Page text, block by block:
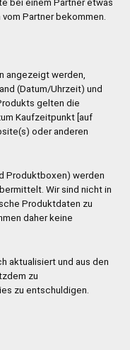
bei einem Partner etwas
Partner bekommen.
angezeigt werden,
(Datum/Uhrzeit) und
gelten die
Kaufzeitpunkt [auf
oder anderen
Produktboxen) werden
Wir sind nicht in
Produktdaten zu
daher keine
aktualisiert und aus den
zu
zu entschuldigen.